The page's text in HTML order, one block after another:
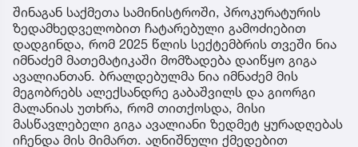
შინაგან საქმეთა სამინისტროში, პროკურატურის
ზედამხედველობით ჩატარებული გამოძიებით
დადგინდა, რომ 2025 წლის სექტემბრის თვეში ნია
იმნაძემ მათემატიკაში მომზადება დაიწყო გიგა
ავალიანთან. ბრალდებულმა ნია იმნაძემ მის
მეგობრებს ალექსანდრე გაბაშვილს და გიორგი
მალანიას უთხრა, რომ თითქოსდა, მისი
მასწავლებელი გიგა ავალიანი ზედმეტ ყურადღებას
იჩენდა მის მიმართ. აღნიშნული ქმედებით